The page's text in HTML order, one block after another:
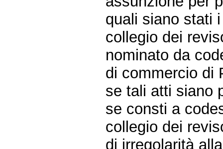
quali siano stati
collegio dei
nominato da
di commercio di
se tali atti siano
se consti a
collegio dei
di irregolarità